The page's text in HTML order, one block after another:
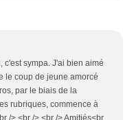
c'est sympa. J'ai bien aimé
le coup de jeune amorcé
par le biais de la
rubriques, commence à
/> <br /> <br /> Amitiés<br